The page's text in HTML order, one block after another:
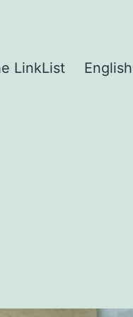
LinkList